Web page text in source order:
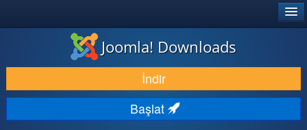
İNDIR & GENIŞLET
KEŞFET & ÖĞREN
TOPLULUK & DESTEK
Joomla! Downloads
İndir
Başlat